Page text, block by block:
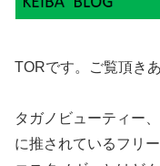
TORです。ご覧頂き
タガノビューティー
に推されているフリ